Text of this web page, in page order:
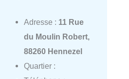
Adresse : 11 Rue
du Moulin Robert,
88260 Hennezel
Quartier :